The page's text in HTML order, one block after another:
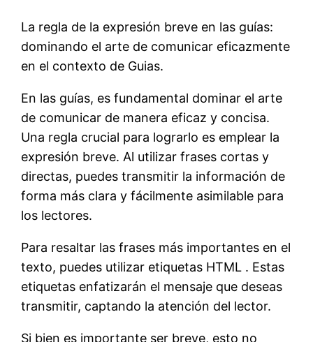
La regla de la expresión breve en las guías:
dominando el arte de comunicar eficazmente
en el contexto de Guias.
En las guías, es fundamental dominar el arte
de comunicar de manera eficaz y concisa.
Una regla crucial para lograrlo es emplear la
expresión breve. Al utilizar frases cortas y
directas, puedes transmitir la información de
forma más clara y fácilmente asimilable para
los lectores.
Para resaltar las frases más importantes en el
texto, puedes utilizar etiquetas HTML . Estas
etiquetas enfatizarán el mensaje que deseas
transmitir, captando la atención del lector.
Si bien es importante ser breve, esto no